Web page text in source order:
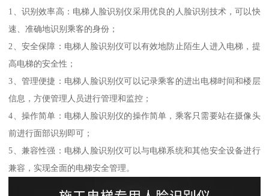
1、识别效率高：电梯人脸识别仪采用优良的人脸识别技术，可以快
速、准确地识别乘客的身份；
2、安全保障：电梯人脸识别仪可以有效地防止陌生人进入电梯，提
高电梯的安全性；
3、管理便捷：电梯人脸识别仪可以记录乘客的进出电梯时间和楼层
信息，方便管理人员进行管理和监控；
4、操作简单：电梯人脸识别仪的操作简单，乘客只需要站在摄像头
前进行面部识别即可；
5、兼容性强：电梯人脸识别仪可以与电梯系统和其他安全设备进行
兼容，实现全面的电梯安全管理。